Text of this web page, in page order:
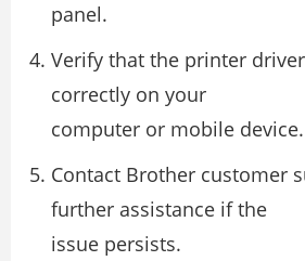
panel.
Verify that the printer
correctly on your
computer or mobile device.
Contact Brother customer
further assistance if the
issue persists.